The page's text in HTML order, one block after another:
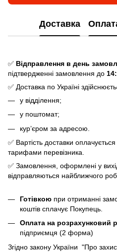
Доставка
✅ Відправлення в день
підтвердженні замовлення до
✅ Доставка по Україні
у відділення;
у поштомат;
кур’єром за адресою.
✅ Вартість доставки
тарифами перевізника.
✅ Замовлення, оформлені у
відправляються найближчого
Готівкою при отриманні
коштів сплачує Покупець.
Оплата на розрахунковий
підприємця (2 форма)
Згідно закону України "Про